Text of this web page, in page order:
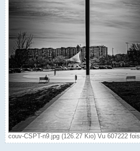
couv-CSPT-n9.jpg (126.27 Kio) Vu 607222 fois